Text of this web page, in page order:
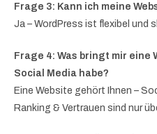
Frage 3: Kann ich meine
Ja – WordPress ist flexibel und
Frage 4: Was bringt mir eine
Social Media habe?
Eine Website gehört Ihnen –
Ranking & Vertrauen sind nur